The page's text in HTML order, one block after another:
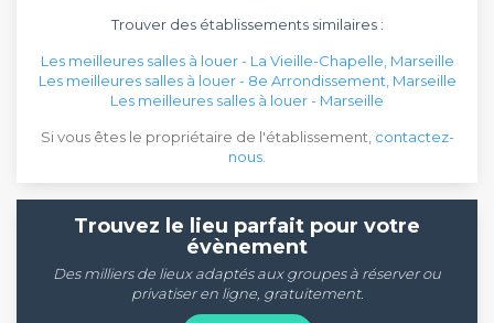
Trouver des établissements similaires :
Les meilleures salles à louer - La Vieille-Chapelle, Marseille
Les meilleures salles à louer - 8e Arrondissement, Marseille
Les meilleures salles à louer - Marseille
Si vous êtes le propriétaire de l'établissement, contactez-
nous
Trouvez le lieu parfait pour votre
évènement
Des milliers de lieux adaptés aux groupes à réserver ou
privatiser en ligne, gratuitement.